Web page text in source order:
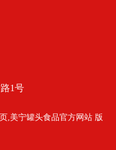
1号
,美宁罐头食品官方网站 版